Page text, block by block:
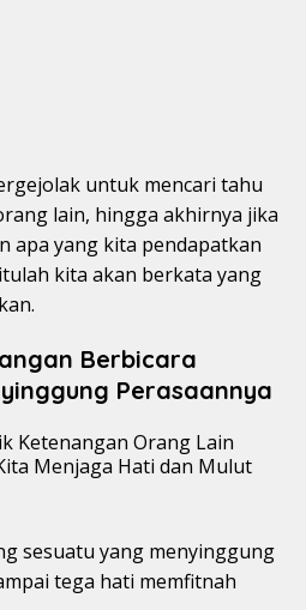
untuk mencari tahu
lain, hingga akhirnya jika
apa yang kita pendapatkan
kita akan berkata yang
Berbicara
Perasaannya
sesuatu yang menyinggung
tega hati memfitnah